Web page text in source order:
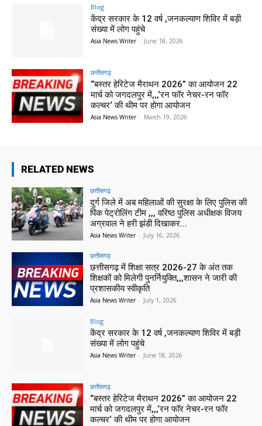
Blog
केंद्र सरकार के 12 वर्ष ,जनकल्याण शिविर में बड़ी
संख्या में लोग पहुंचे
Asia News Writer - June 18, 2026
छत्तीसगढ़
“बस्तर हेरिटेज मैराथन 2026” का आयोजन 22
मार्च को जगदलपुर में,,,‘रन फॉर नेचर-रन फॉर
कल्चर‘ की थीम पर होगा आयोजन
Asia News Writer - March 19, 2026
RELATED NEWS
छत्तीसगढ़
दुर्ग जिले में अब महिलाओं की सुरक्षा के लिए पुलिस की
पिंक पेट्रोलिंग टीम ,,, वरिष्ठ पुलिस अधीक्षक विजय
अग्रवाल ने हरी झंडी दिखाकर...
Asia News Writer - July 16, 2026
छत्तीसगढ़
छत्तीसगढ़ में शिक्षा सत्र 2026-27 के अंत तक
शिक्षकों को मिलेगी पुनर्नियुक्ति,,,शासन ने जारी की
प्रशासकीय स्वीकृति
Asia News Writer - July 1, 2026
Blog
केंद्र सरकार के 12 वर्ष ,जनकल्याण शिविर में बड़ी
संख्या में लोग पहुंचे
Asia News Writer - June 18, 2026
छत्तीसगढ़
“बस्तर हेरिटेज मैराथन 2026” का आयोजन 22
मार्च को जगदलपुर में,,,‘रन फॉर नेचर-रन फॉर
कल्चर‘ की थीम पर होगा आयोजन